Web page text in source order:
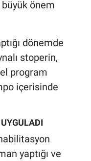
büyük önem
dönemde
stoperin,
program
içerisinde
yaptığı ve